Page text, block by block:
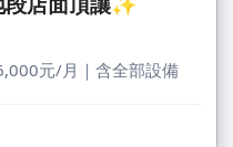
元/月｜含全部設備